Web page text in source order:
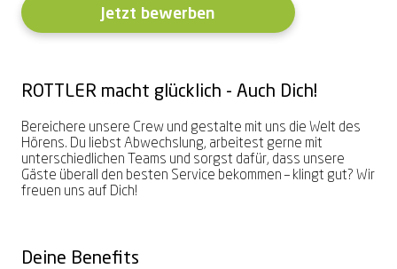
Jetzt bewerben
ROTTLER macht glücklich - Auch Dich!
Bereichere unsere Crew und gestalte mit uns die Welt des
Hörens. Du liebst Abwechslung, arbeitest gerne mit
unterschiedlichen Teams und sorgst dafür, dass unsere
Gäste überall den besten Service bekommen – klingt gut? Wir
freuen uns auf Dich!
Deine Benefits
Gaming-Brille
Zeiss
Exklusive Marken
2 Brillen = 1 Preis – teilbar
2 Gläser inklusive
Bei jeder Brille & Sonnenbrille²
Exklusive Marken
Sonnenbrille zum
Summer-Sale
Bis zu 50% sparen³
PRECISION
LuckyLens
Zum Onlineshop
Kontaktlinsen online entdecken
Online-Hörtest
Nulltarif-Hörgeräte
Akku-Hörgeräte
Schon ab € 249,90¹
Sorglospaket
Vereinbare bequem online Deinen
Termin
Brillenbonusversicherung
Alle Leistungen entdecken →
Sommer-Gewinnspiel
Alle Angebote entdecken →